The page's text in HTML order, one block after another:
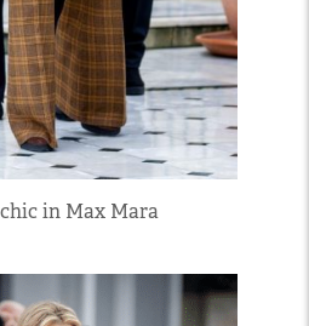
in Max Mara